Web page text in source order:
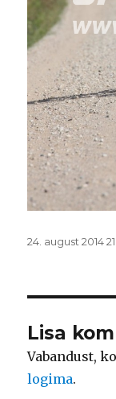
Postitatud
24. august 2014
Lisa
Vabandust,
logima.